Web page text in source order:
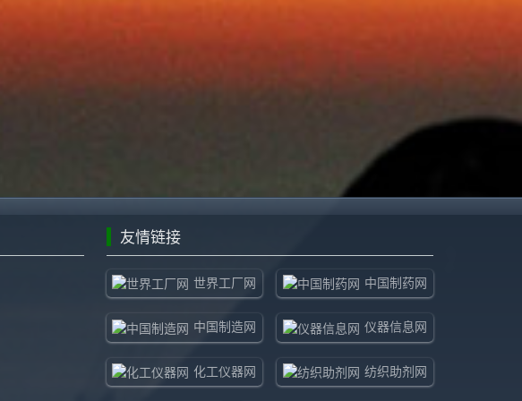
友情链接
世界工厂网 中国制药网
中国制造网 仪器信息网
化工仪器网 纺织助剂网